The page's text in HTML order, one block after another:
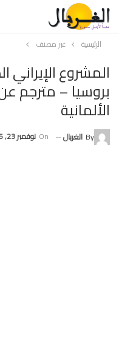
الرئيسية غير مصنف
المشروع الإيراني
بروسيا – مترجم
الألمانية
By الغربال On نوفمبر 23, 2015